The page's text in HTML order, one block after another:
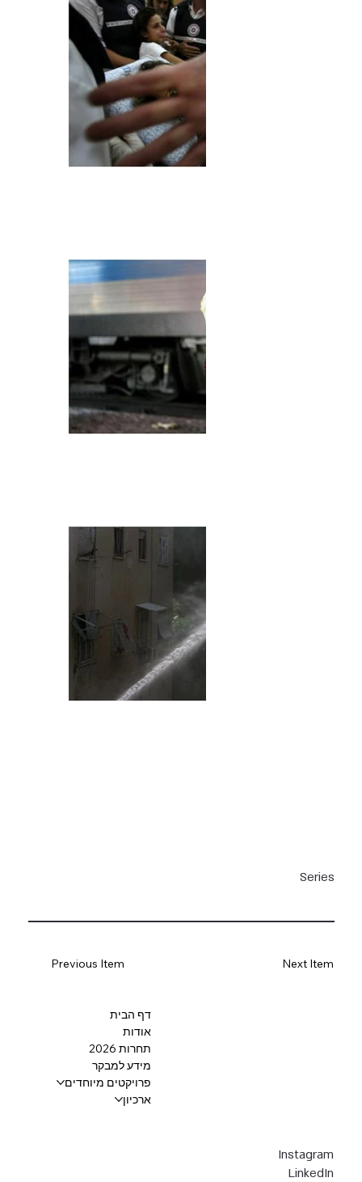
Series
Next Item
Previous Item
Instagram
LinkedIn
דף הבית
אודות
תחרות 2026
מידע למבקר
פרויקטים מיוחדים
ארכיון